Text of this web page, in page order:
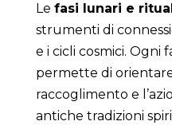
Le fasi lunari e
strumenti di
e i cicli cosmici. Ogni
permette di orientare
raccoglimento e
antiche tradizioni